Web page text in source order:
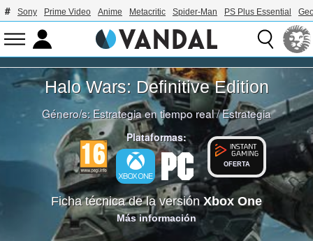
Sony Prime Video Anime Metacritic Spider-Man PS Plus Essential
Halo Wars: Definitive Edition
Género/s: Estrategia en tiempo real/Estrategia
Plataformas:
OFERTA
Ficha técnica de la versiónXbox One
Más información